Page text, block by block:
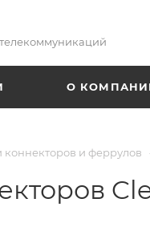
О
коннекторов и феррулов